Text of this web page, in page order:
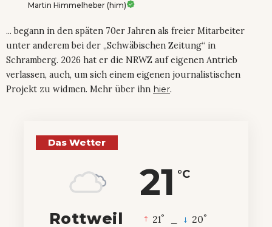
Martin Himmelheber (him)
... begann in den späten 70er Jahren als freier Mitarbeiter
unter anderem bei der „Schwäbischen Zeitung“ in
Schramberg. 2026 hat er die NRWZ auf eigenen Antrieb
verlassen, auch, um sich einem eigenen journalistischen
Projekt zu widmen. Mehr über ihn hier.
Das Wetter
21 °C
Rottweil 21° 20°